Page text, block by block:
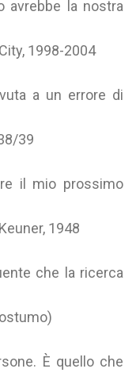
avrebbe la nostra
1998-2004
a un errore di
39
il mio prossimo
1948
che la ricerca
È quello che